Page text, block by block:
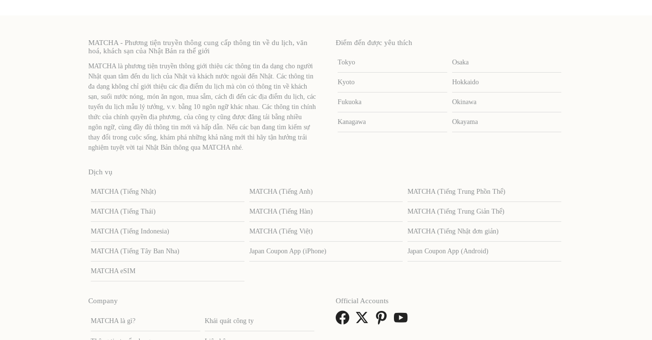
MATCHA - Phương tiện truyền thông cung cấp thông tin về du lịch, văn
hoá, khách sạn của Nhật Bản ra thế giới
MATCHA là phương tiện truyền thông giới thiệu các thông tin đa dạng cho người
Nhật quan tâm đến du lịch của Nhật và khách nước ngoài đến Nhật. Các thông tin
đa dạng không chỉ giới thiệu các địa điểm du lịch mà còn có thông tin về khách
sạn, suối nước nóng, món ăn ngon, mua sắm, cách đi đến các địa điểm du lịch, các
tuyến du lịch mẫu lý tưởng, v.v. bằng 10 ngôn ngữ khác nhau. Các thông tin chính
thức của chính quyền địa phương, của công ty cũng được đăng tải bằng nhiều
ngôn ngữ, cùng đầy đủ thông tin mới và hấp dẫn. Nếu các bạn đang tìm kiếm sự
thay đổi trong cuộc sống, khám phá những khả năng mới thì hãy tận hưởng trải
nghiệm tuyệt vời tại Nhật Bản thông qua MATCHA nhé.
Điểm đến được yêu thích
Tokyo Osaka
Kyoto Hokkaido
Fukuoka Okinawa
Kanagawa Okayama
Dịch vụ
MATCHA (Tiếng Nhật) MATCHA (Tiếng Anh) MATCHA (Tiếng Trung Phồn Thể)
MATCHA (Tiếng Thái) MATCHA (Tiếng Hàn) MATCHA (Tiếng Trung Giản Thể)
MATCHA (Tiếng Indonesia) MATCHA (Tiếng Việt) MATCHA (Tiếng Nhật đơn giản)
MATCHA (Tiếng Tây Ban Nha) Japan Coupon App (iPhone) Japan Coupon App (Android)
MATCHA eSIM
Company
MATCHA là gì? Khái quát công ty
Official Accounts